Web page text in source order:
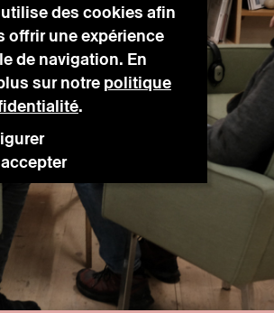
des cookies afin
offrir une expérience
de navigation. En
sur notre politique
.